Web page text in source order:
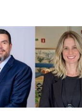
operadoras/
na-
produzido pela
autoral. Não